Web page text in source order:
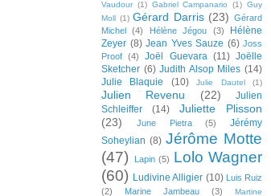
Vaudour (1) Gabriel Campanario (1) Guy
Moll (1) Gérard Darris (23) Gérard
Michel
(4) Hélène Jégou (3)
Hélène
Zeyer (8) Jean Yves Sauze (6) Joss
Proof
(4) Joël Guevara (11) Joëlle
Sketcher (6) Judith Alsop Miles (14)
Julie Blaquie
(10) Julie Dautel (1)
Julien Revenu (22)
Julien
Schleiffer
(14)
Juliette Plisson
(23)
June Pietra (5)
Jérémy
Soheylian (8) Jérôme Motte
(47)
Lapin (5) Lolo Wagner
(60) Ludivine Alligier (10) Luis Ruiz
(2)
Marine Jambeau (3) Martine